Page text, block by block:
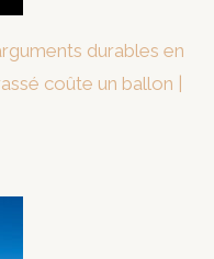
durables en
coûte un ballon |